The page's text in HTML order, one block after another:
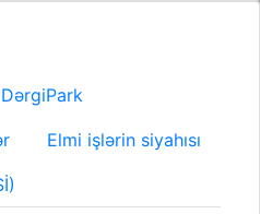
Elmi işlərin siyahısı